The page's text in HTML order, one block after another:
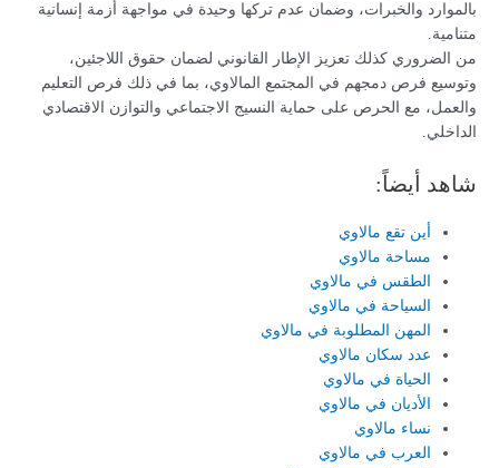
بالموارد والخبرات، وضمان عدم تركها وحيدة في مواجهة أزمة إنسانية
متنامية.
من الضروري كذلك تعزيز الإطار القانوني لضمان حقوق اللاجئين،
وتوسيع فرص دمجهم في المجتمع المالاوي، بما في ذلك فرص التعليم
والعمل، مع الحرص على حماية النسيج الاجتماعي والتوازن الاقتصادي
الداخلي.
شاهد أيضاً:
أين تقع مالاوي
مساحة مالاوي
الطقس في مالاوي
السياحة في مالاوي
المهن المطلوبة في مالاوي
عدد سكان مالاوي
الحياة في مالاوي
الأديان في مالاوي
نساء مالاوي
العرب في مالاوي